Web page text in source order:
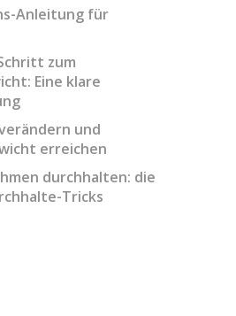
Anleitung für
zum
Eine klare
und
erreichen
durchhalten: die
Tricks